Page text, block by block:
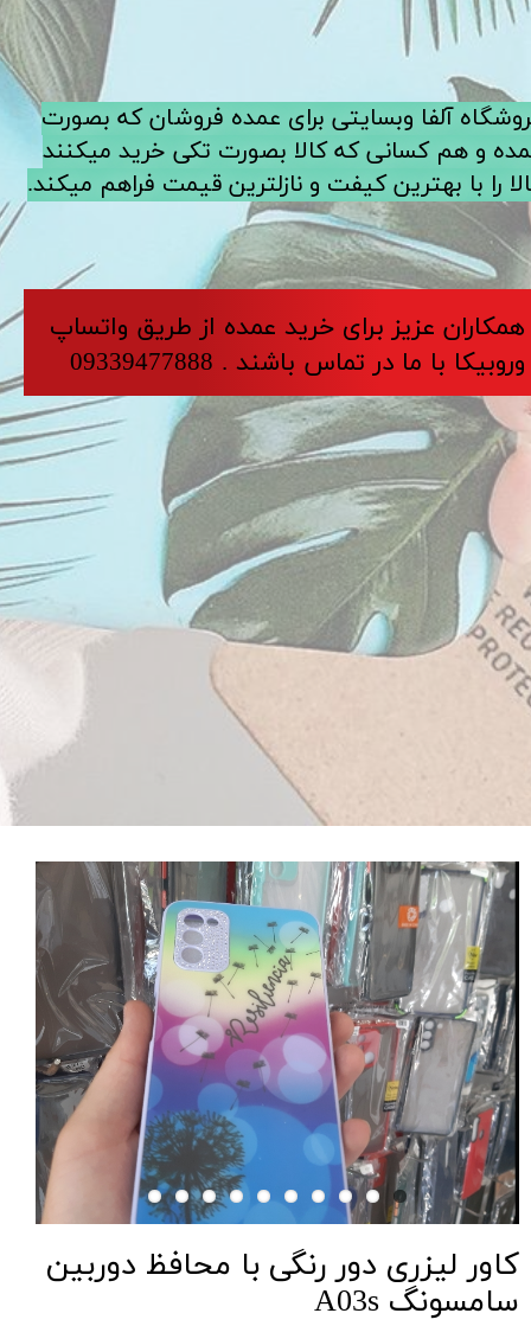
آلفا وبسایتی برای عمده فروشان که بصورت
و هم کسانی که کالا بصورت تکی خرید میکنند
را با بهترین کیفت و نازلترین قیمت فراهم میکند.
​​​همکاران عزیز برای خرید عمده از طریق واتساپ
وروبیکا با ما در تماس باشند . 09339477888
کاور لیزری دور رنگی با محافظ دوربین
سامسونگ A03s